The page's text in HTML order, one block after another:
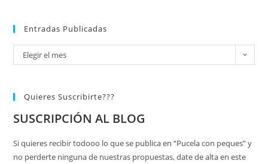
Entradas Publicadas
Elegir el mes
Quieres Suscribirte???
SUSCRIPCIÓN AL BLOG
Si quieres recibir todooo lo que se publica en “Pucela con peques” y
no perderte ninguna de nuestras propuestas, date de alta en este